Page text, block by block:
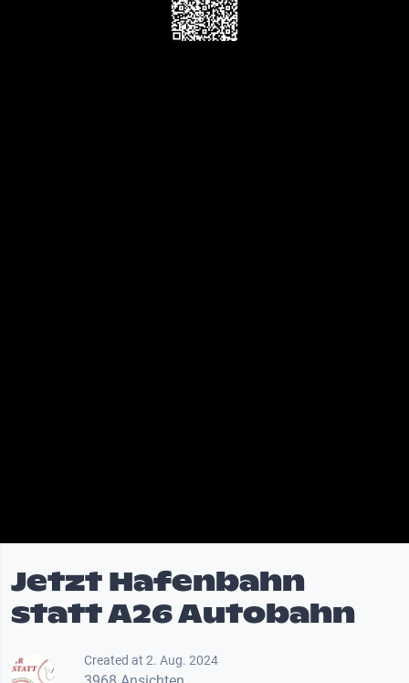
Video
Jetzt Hafenbahn
statt A26 Autobahn
Created at 2. Aug. 2024